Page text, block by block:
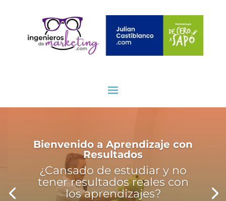
Bienvenido a Aprendizaje con
Resultados
¿Cansado de estudiar y no
tener resultados reales con
los aprendizajes?